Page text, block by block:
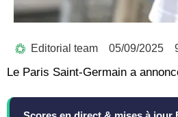
Editorial team 05/09/2025
Le Paris Saint-Germain a